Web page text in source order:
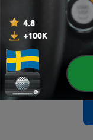
64 SS.3 ep.7 : กบฏ
19 Jun 2024
63 - SS.3 ep.6 พระเ
12 Jun 2024